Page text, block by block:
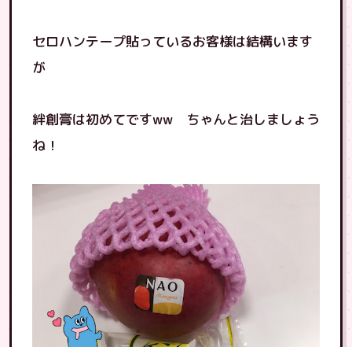
セロハンテープ貼っているお客様は結構います
が
絆創膏は初めてですww ちゃんと治しましょう
ね！